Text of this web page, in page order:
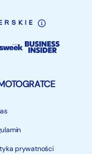
prywatności